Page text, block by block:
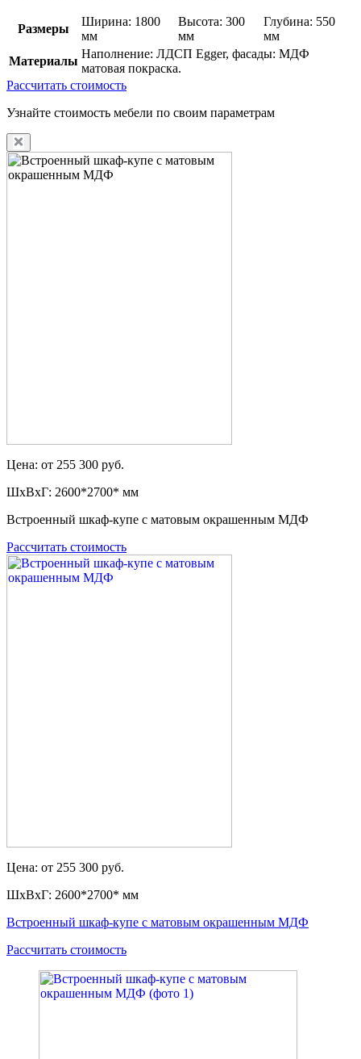
Размеры
Ширина: 1800
мм
Высота: 300
мм
Глубина: 550
мм
Материалы
Наполнение: ЛДСП Egger, фасады: МДФ
матовая покраска.
Рассчитать стоимость
Узнайте стоимость мебели по своим параметрам
Цена: от 255 300 руб.
ШxВxГ: 2600*2700* мм
Встроенный шкаф-купе с матовым окрашенным МДФ
Рассчитать стоимость
Цена: от 255 300 руб.
ШxВxГ: 2600*2700* мм
Встроенный шкаф-купе с матовым окрашенным МДФ
Рассчитать стоимость